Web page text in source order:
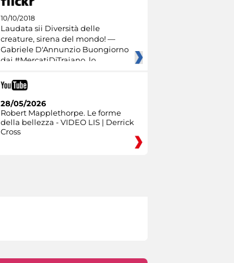
10/10/2018
Laudata sii Diversità delle
creature, sirena del mondo! —
Gabriele D'Annunzio Buongiorno
dai #MercatiDiTraiano, lo
28/05/2026
Robert Mapplethorpe. Le forme
della bellezza - VIDEO LIS | Derrick
Cross